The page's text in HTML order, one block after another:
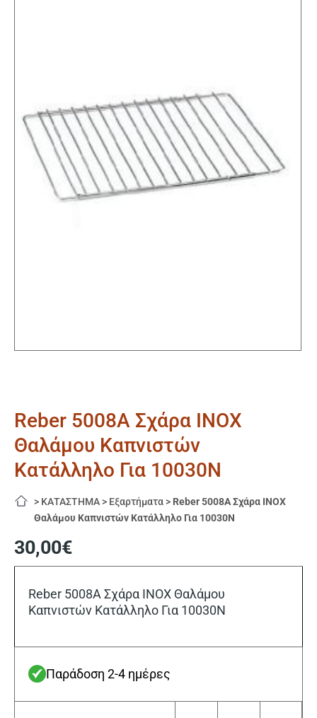
Reber 5008Α Σχάρα INOX
Θαλάμου Καπνιστών
Κατάλληλο Για 10030N
> ΚΑΤΑΣΤΗΜΑ > Εξαρτήματα > Reber 5008Α Σχάρα INOX
Θαλάμου Καπνιστών Κατάλληλο Για 10030N
30,00€
Reber 5008Α Σχάρα INOX Θαλάμου
Καπνιστών Κατάλληλο Για 10030N
Παράδοση 2-4 ημέρες